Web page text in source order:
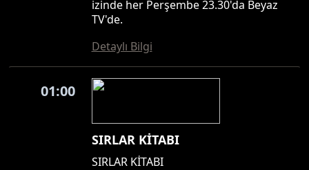
izinde her Perşembe 23.30'da Beyaz
TV'de.
Detaylı Bilgi
01:00
SIRLAR KİTABI
SIRLAR KİTABI